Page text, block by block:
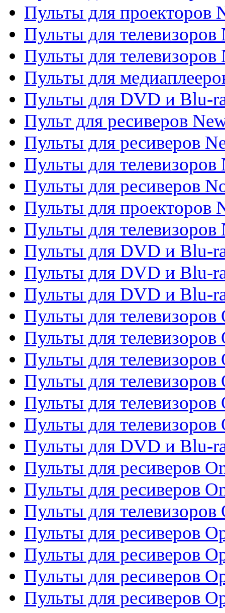
Пульты для проекторов
Пульты для телевизоров
Пульты для телевизоров
Пульты для
Пульты для DVD и Blu-
Пульт для ресиверов
Пульты для ресиверов
Пульты для телевизоров
Пульты для ресиверов
Пульты для проекторов
Пульты для телевизоров
Пульты для DVD и Blu-
Пульты для DVD и Blu-
Пульты для DVD и Blu-
Пульты для телевизоров
Пульты для телевизоров
Пульты для телевизоров
Пульты для телевизоров
Пульты для телевизоров
Пульты для телевизоров
Пульты для DVD и Blu-
Пульты для ресиверов
Пульты для ресиверов
Пульты для телевизоров
Пульты для ресиверов
Пульты для ресиверов
Пульты для ресиверов
Пульты для ресиверов